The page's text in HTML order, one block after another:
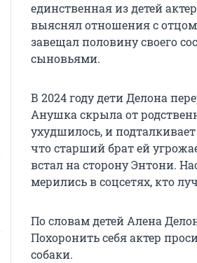
единственная из детей
выяснял отношения с
завещал половину своего
сыновьями.
В 2024 году дети Делона
Анушка скрыла от
ухудшилось, и
что старший брат ей
встал на сторону Энтони.
мерились в соцсетях, кто
По словам детей Алена
Похоронить себя актер
собаки.